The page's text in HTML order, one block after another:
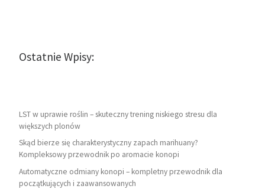
Ostatnie Wpisy:
LST w uprawie roślin – skuteczny trening niskiego stresu dla
większych plonów
Skąd bierze się charakterystyczny zapach marihuany?
Kompleksowy przewodnik po aromacie konopi
Automatyczne odmiany konopi – kompletny przewodnik dla
początkujących i zaawansowanych